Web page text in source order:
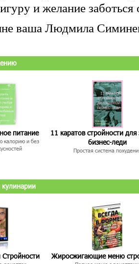
и желание заботься
ваша Людмила
питание
калорию и без
11 каратов стройности для
бизнес-леди
Простая система
Стройности Жиросжигающие меню